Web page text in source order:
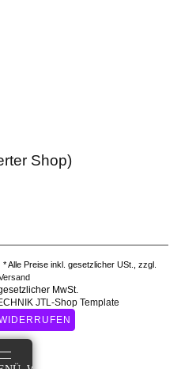
Shop)
* Alle Preise inkl. gesetzlicher USt., zzgl.
MwSt.
JTL-Shop Template